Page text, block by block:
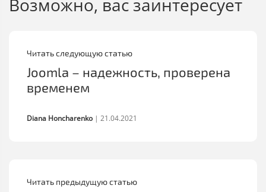
Возможно, вас заинтересует
Читать предыдущую статью
Читать следующую статью
Joomla – надежность, проверена
временем
Diana Honcharenko | 21.04.2021